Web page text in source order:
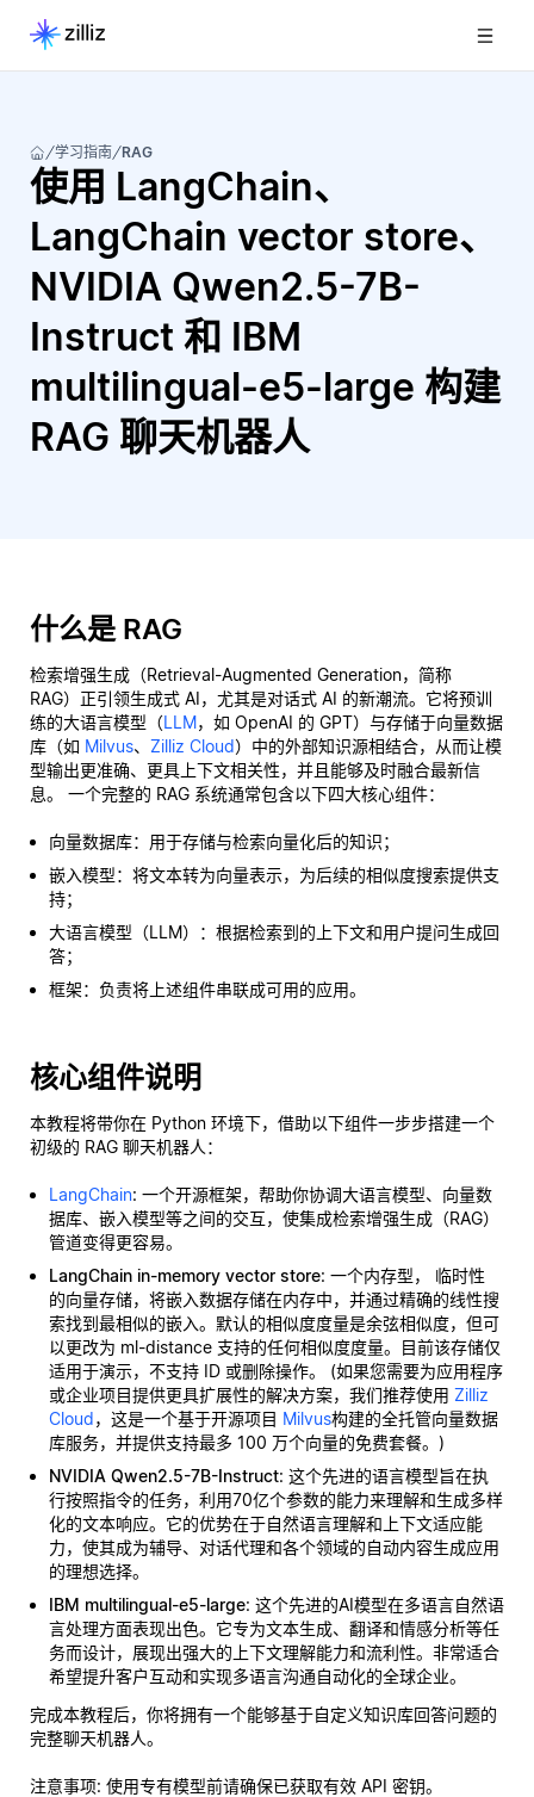
学习指南 RAG
使用 LangChain、
LangChain vector store、
NVIDIA Qwen2.5-7B-
Instruct 和 IBM
multilingual-e5-large 构建
RAG 聊天机器人
什么是 RAG
检索增强生成（Retrieval-Augmented Generation，简称
RAG）正引领生成式 AI，尤其是对话式 AI 的新潮流。它将预训
练的大语言模型（LLM，如 OpenAI 的 GPT）与存储于向量数据
库（如 Milvus、 Zilliz Cloud）中的外部知识源相结合，从而让模
型输出更准确、更具上下文相关性，并且能够及时融合最新信
息。 一个完整的 RAG 系统通常包含以下四大核心组件：
向量数据库：用于存储与检索向量化后的知识；
嵌入模型：将文本转为向量表示，为后续的相似度搜索提供支
持；
大语言模型（LLM）：根据检索到的上下文和用户提问生成回
答；
框架：负责将上述组件串联成可用的应用。
核心组件说明
本教程将带你在 Python 环境下，借助以下组件一步步搭建一个
初级的 RAG 聊天机器人：
LangChain: 一个开源框架，帮助你协调大语言模型、向量数
据库、嵌入模型等之间的交互，使集成检索增强生成（RAG）
管道变得更容易。
LangChain in-memory vector store: 一个内存型， 临时性
的向量存储，将嵌入数据存储在内存中，并通过精确的线性搜
索找到最相似的嵌入。默认的相似度度量是余弦相似度，但可
以更改为 ml-distance 支持的任何相似度度量。目前该存储仅
适用于演示，不支持 ID 或删除操作。 (如果您需要为应用程序
或企业项目提供更具扩展性的解决方案，我们推荐使用 Zilliz
Cloud，这是一个基于开源项目 Milvus构建的全托管向量数据
库服务，并提供支持最多 100 万个向量的免费套餐。)
NVIDIA Qwen2.5-7B-Instruct: 这个先进的语言模型旨在执
行按照指令的任务，利用70亿个参数的能力来理解和生成多样
化的文本响应。它的优势在于自然语言理解和上下文适应能
力，使其成为辅导、对话代理和各个领域的自动内容生成应用
的理想选择。
IBM multilingual-e5-large: 这个先进的AI模型在多语言自然语
言处理方面表现出色。它专为文本生成、翻译和情感分析等任
务而设计，展现出强大的上下文理解能力和流利性。非常适合
希望提升客户互动和实现多语言沟通自动化的全球企业。
完成本教程后，你将拥有一个能够基于自定义知识库回答问题的
完整聊天机器人。
注意事项: 使用专有模型前请确保已获取有效 API 密钥。